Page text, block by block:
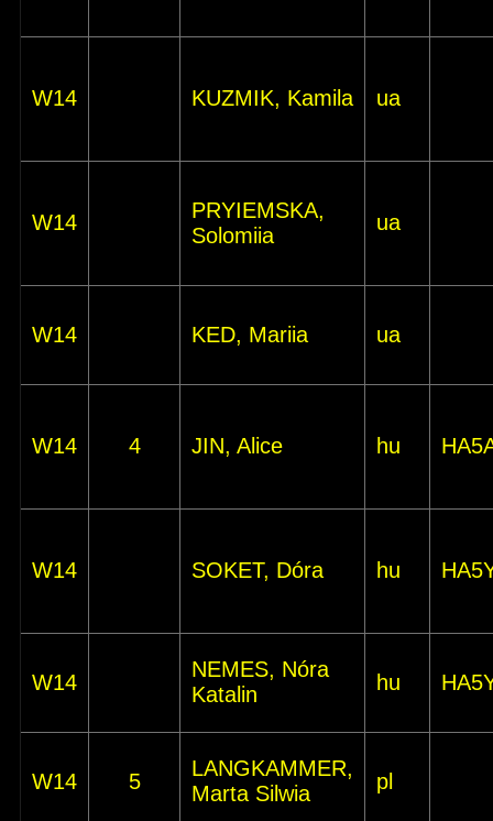
W14 KUZMIK, Kamila ua
W14
PRYIEMSKA,
Solomiia
ua
W14 KED, Mariia ua
W14 4 JIN, Alice hu
W14 SOKET, Dóra hu
W14
NEMES, Nóra
Katalin
hu
W14 5
LANGKAMMER,
Marta Silwia
pl